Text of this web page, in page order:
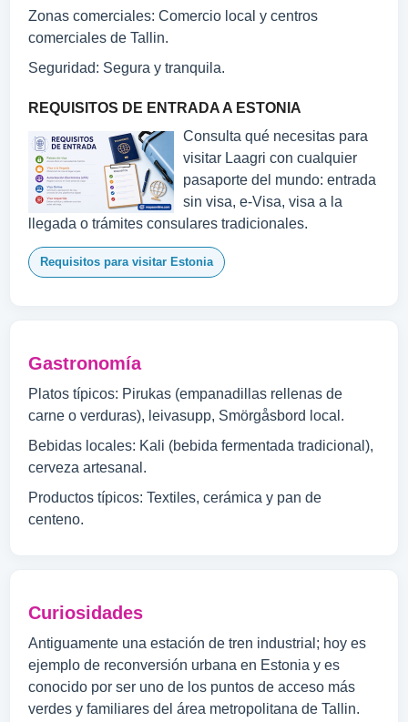
Zonas comerciales: Comercio local y centros
comerciales de Tallin.
Seguridad: Segura y tranquila.
REQUISITOS DE ENTRADA A ESTONIA
Consulta qué necesitas para
visitar Laagri con cualquier
pasaporte del mundo: entrada
sin visa, e-Visa, visa a la
llegada o trámites consulares tradicionales.
Requisitos para visitar Estonia
Gastronomía
Platos típicos: Pirukas (empanadillas rellenas de
carne o verduras), leivasupp, Smörgåsbord local.
Bebidas locales: Kali (bebida fermentada tradicional),
cerveza artesanal.
Productos típicos: Textiles, cerámica y pan de
centeno.
Curiosidades
Antiguamente una estación de tren industrial; hoy es
ejemplo de reconversión urbana en Estonia y es
conocido por ser uno de los puntos de acceso más
verdes y familiares del área metropolitana de Tallin.